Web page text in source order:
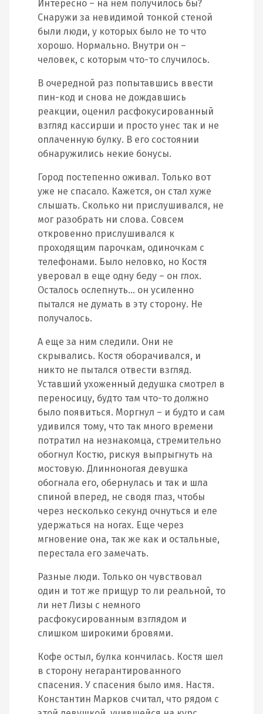
Интересно – на нем получилось бы?
Снаружи за невидимой тонкой стеной
были люди, у которых было не то что
хорошо. Нормально. Внутри он –
человек, с которым что-то случилось.
В очередной раз попытавшись ввести
пин-код и снова не дождавшись
реакции, оценил расфокусированный
взгляд кассирши и просто унес так и не
оплаченную булку. В его состоянии
обнаружились некие бонусы.
Город постепенно оживал. Только вот
уже не спасало. Кажется, он стал хуже
слышать. Сколько ни прислушивался, не
мог разобрать ни слова. Совсем
откровенно прислушивался к
проходящим парочкам, одиночкам с
телефонами. Было неловко, но Костя
уверовал в еще одну беду – он глох.
Осталось ослепнуть… он усиленно
пытался не думать в эту сторону. Не
получалось.
А еще за ним следили. Они не
скрывались. Костя оборачивался, и
никто не пытался отвести взгляд.
Уставший ухоженный дедушка смотрел в
переносицу, будто там что-то должно
было появиться. Моргнул – и будто и сам
удивился тому, что так много времени
потратил на незнакомца, стремительно
обогнул Костю, рискуя выпрыгнуть на
мостовую. Длинноногая девушка
обогнала его, обернулась и так и шла
спиной вперед, не сводя глаз, чтобы
через несколько секунд очнуться и еле
удержаться на ногах. Еще через
мгновение она, так же как и остальные,
перестала его замечать.
Разные люди. Только он чувствовал
один и тот же прищур то ли реальной, то
ли нет Лизы с немного
расфокусированным взглядом и
слишком широкими бровями.
Кофе остыл, булка кончилась. Костя шел
в сторону негарантированного
спасения. У спасения было имя. Настя.
Константин Марков считал, что рядом с